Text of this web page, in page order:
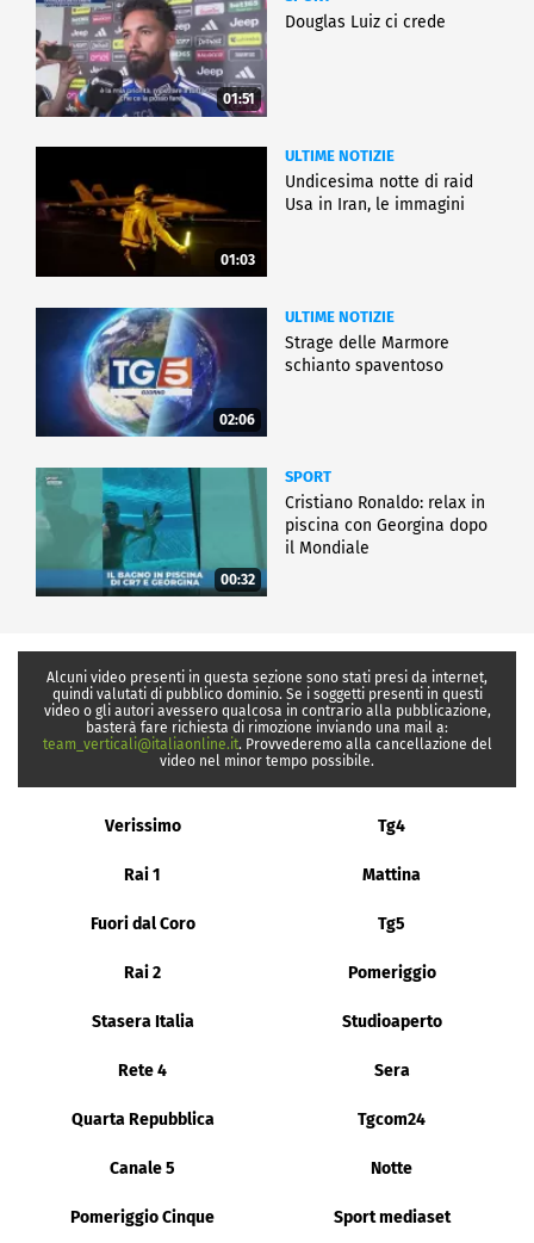
01:51
Douglas Luiz ci crede
01:03
ULTIME NOTIZIE
Undicesima notte di raid
Usa in Iran, le immagini
02:06
ULTIME NOTIZIE
Strage delle Marmore
schianto spaventoso
00:32
SPORT
Cristiano Ronaldo: relax in
piscina con Georgina dopo
il Mondiale
Alcuni video presenti in questa sezione sono stati presi da internet,
quindi valutati di pubblico dominio. Se i soggetti presenti in questi
video o gli autori avessero qualcosa in contrario alla pubblicazione,
basterà fare richiesta di rimozione inviando una mail a:
team_verticali@italiaonline.it. Provvederemo alla cancellazione del
video nel minor tempo possibile.
Verissimo Tg4
Rai 1 Mattina
Fuori dal Coro Tg5
Rai 2 Pomeriggio
Stasera Italia Studioaperto
Rete 4 Sera
Quarta Repubblica Tgcom24
Canale 5 Notte
Pomeriggio Cinque Sport mediaset